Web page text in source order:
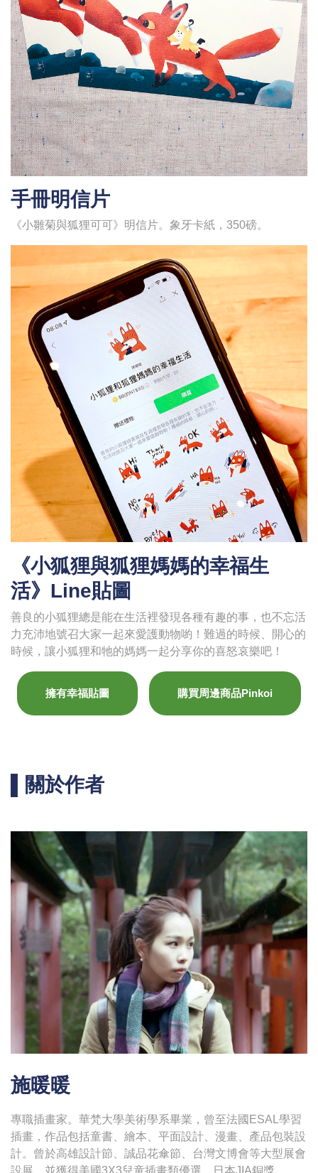
手冊明信片
《小雛菊與狐狸可可》明信片。象牙卡紙，350磅。
《小狐狸與狐狸媽媽的幸福生
活》Line貼圖
善良的小狐狸總是能在生活裡發現各種有趣的事，也不忘活
力充沛地號召大家一起來愛護動物喲！難過的時候、開心的
時候，讓小狐狸和牠的媽媽一起分享你的喜怒哀樂吧！
擁有幸福貼圖 購買周邊商品Pinkoi
▌關於作者
施暖暖
專職插畫家。華梵大學美術學系畢業，曾至法國ESAL學習
插畫，作品包括童書、繪本、平面設計、漫畫、產品包裝設
計。曾於高雄設計節、誠品花傘節、台灣文博會等大型展會
設展，並獲得美國3X3兒童插畫類優選、日本JIA銅獎、